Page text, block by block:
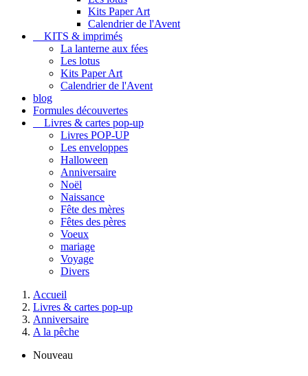
Kits Paper Art
Calendrier de l'Avent
KITS & imprimés
La lanterne aux fées
Les lotus
Kits Paper Art
Calendrier de l'Avent
blog
Formules découvertes
Livres & cartes pop-up
Livres POP-UP
Les enveloppes
Halloween
Anniversaire
Noël
Naissance
Fête des mères
Fêtes des pères
Voeux
mariage
Voyage
Divers
Accueil
Livres & cartes pop-up
Anniversaire
A la pêche
Nouveau